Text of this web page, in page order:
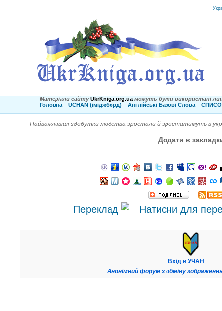
Матеріали сайту UkrKniga.org.ua можуть бути використані
Головна
UCHAN (іміджборд) Англійські Базові Слова
Найважливіші здобутки людства зростали й зростатимуть в
Додати в
Переклад
Вхід в УЧАН
Анонімний форум з обміну